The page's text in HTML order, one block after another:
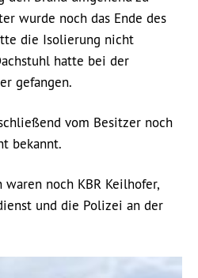
wurde noch das Ende des
die Isolierung nicht
hatte bei der
gefangen.
vom Besitzer noch
bekannt.
noch KBR Keilhofer,
und die Polizei an der